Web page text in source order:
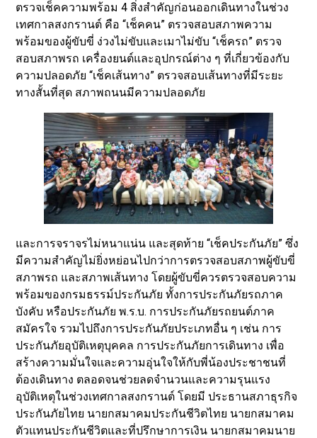
ตรวจเช็คความพร้อม 4 สิ่งสำคัญก่อนออกเดินทางในช่วง
เทศกาลสงกรานต์ คือ “เช็คคน” ตรวจสอบสภาพความ
พร้อมของผู้ขับขี่ ง่วงไม่ขับและเมาไม่ขับ “เช็ครถ” ตรวจ
สอบสภาพรถ เครื่องยนต์และอุปกรณ์ต่าง ๆ ที่เกี่ยวข้องกับ
ความปลอดภัย “เช็คเส้นทาง” ตรวจสอบเส้นทางที่มีระยะ
ทางสั้นที่สุด สภาพถนนมีความปลอดภัย
และการจราจรไม่หนาแน่น และสุดท้าย “เช็คประกันภัย” ซึ่ง
มีความสำคัญไม่ยิ่งหย่อนไปกว่าการตรวจสอบสภาพผู้ขับขี่
สภาพรถ และสภาพเส้นทาง โดยผู้ขับขี่ควรตรวจสอบความ
พร้อมของกรมธรรม์ประกันภัย ทั้งการประกันภัยรถภาค
บังคับ หรือประกันภัย พ.ร.บ. การประกันภัยรถยนต์ภาค
สมัครใจ รวมไปถึงการประกันภัยประเภทอื่น ๆ เช่น การ
ประกันภัยอุบัติเหตุบุคคล การประกันภัยการเดินทาง เพื่อ
สร้างความมั่นใจและความอุ่นใจให้กับพี่น้องประชาชนที่
ต้องเดินทาง ตลอดจนช่วยลดจำนวนและความรุนแรง
อุบัติเหตุในช่วงเทศกาลสงกรานต์ โดยมี ประธานสภาธุรกิจ
ประกันภัยไทย นายกสมาคมประกันชีวิตไทย นายกสมาคม
ตัวแทนประกันชีวิตและที่ปรึกษาการเงิน นายกสมาคมนาย